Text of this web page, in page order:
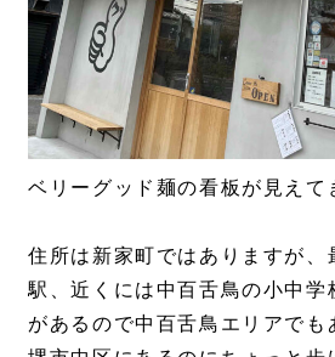
ベリーグッド麺の看板が見えて
住所は新家町ではありますが、
駅、近くには中百舌鳥の小中学
があるので中百舌鳥エリアでも